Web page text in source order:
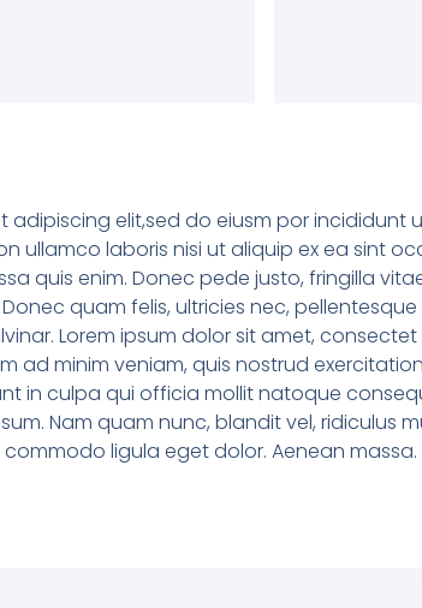
adipiscing elit,sed do eiusm por
ullamco laboris nisi ut aliquip ex ea sint
quis enim. Donec pede justo, fringilla
quam felis, ultricies nec,
Lorem ipsum dolor sit amet,
ad minim veniam, quis nostrud
in culpa qui officia mollit natoque
Nam quam nunc, blandit vel, ridiculus
ligula eget dolor. Aenean massa.